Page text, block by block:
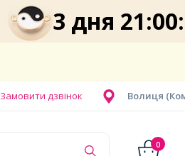
3 дня
Волиця
Замовити дзвінок
0